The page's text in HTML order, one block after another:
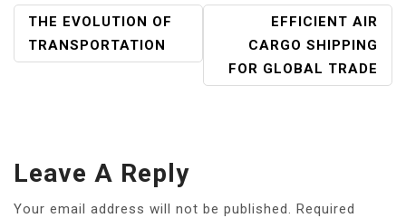
POST
NAVIGATION
THE EVOLUTION OF
TRANSPORTATION
EFFICIENT AIR
CARGO SHIPPING
FOR GLOBAL TRADE
Leave A Reply
Your email address will not be published.
Required